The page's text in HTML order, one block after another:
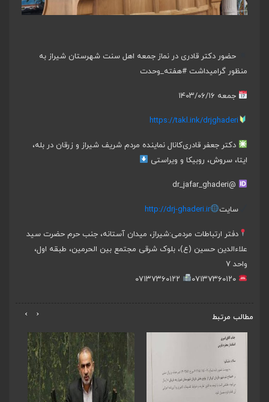
حضور دکتر قادری در نماز جمعه اهل سنت شهرستان شیراز به
منظور گرامیداشت #هفته_وحدت
جمعه ۱۴۰۳/۰۶/۱۶
https://takl.ink/drjghaderi
دکتر جعفر قادریکانال نماینده مردم شریف شیراز و زرقان در بله،
ایتا، سروش، روبیکا و ویراستی
@dr_jafar_ghaderi
سایت http://drj-ghaderi.ir
دفتر ارتباطات مردمی:شیراز، میدان آستانه، جنب حرم حضرت سید
علاءالدین حسین (ع)، بلوک شرقی مجتمع بین الحرمین، طبقه اول،
واحد ۷
مطالب مرتبط ‹
›